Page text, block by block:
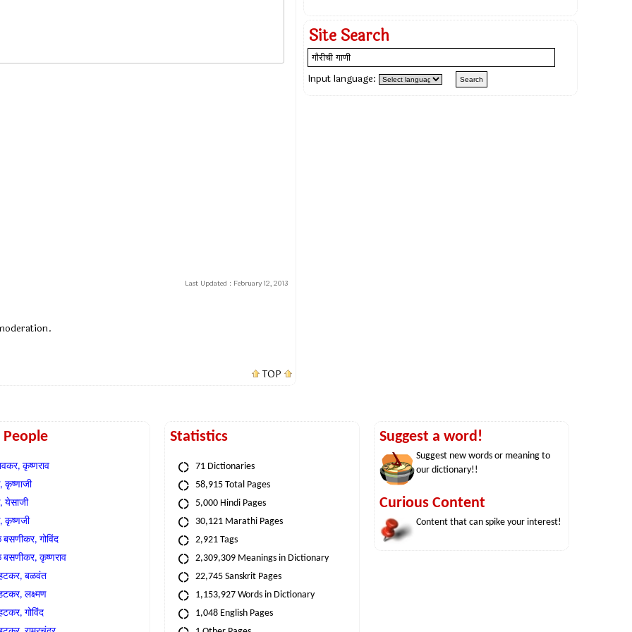
Last Updated : February 12, 2013
TOP
Site Search
Input language:
कृष्णराव
कृष्णजी
बसणीकर, गोविंद
बसणीकर, कृष्णराव
बळवंत
लक्ष्मण
गोविंद
Statistics
71 Dictionaries
58,915 Total Pages
5,000 Hindi Pages
30,121 Marathi Pages
2,921 Tags
2,309,309 Meanings in Dictionary
22,745 Sanskrit Pages
1,153,927 Words in Dictionary
1,048 English Pages
Suggest a word!
Suggest new words or meaning to
our dictionary!!
Curious Content
Content that can spike your interest!